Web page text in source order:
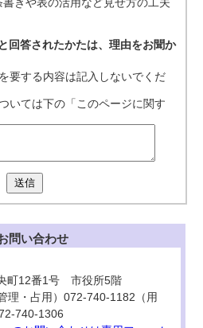
書きや表の活用など見せ方の工夫
回答されたかたは、理由をお聞か
要する内容は記入しないでくだ
いては下の「このページに関す
送信
問い合わせ
町12番1号 市役所5階
理・占用）072-740-1182（用
740-1306